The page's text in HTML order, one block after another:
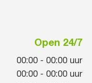
Open 24/7
00:00 - 00:00 uur
00:00 - 00:00 uur